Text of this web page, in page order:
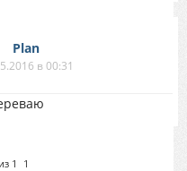
Plan
в 00:31
из 1 1